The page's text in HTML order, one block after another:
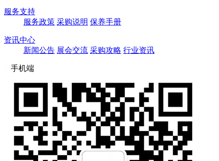
服务支持
服务政策 采购说明 保养手册
资讯中心
新闻公告 展会交流 采购攻略 行业资讯
手机端